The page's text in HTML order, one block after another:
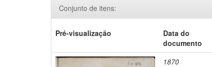
Conjunto de itens:
Pré-visualização
Data do
documento
1870